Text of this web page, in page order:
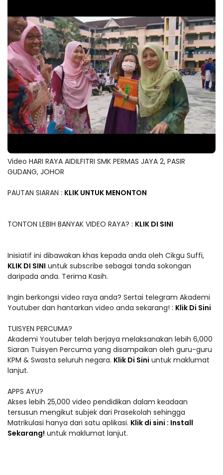
Video HARI RAYA AIDILFITRI SMK PERMAS JAYA 2, PASIR
GUDANG, JOHOR
PAUTAN SIARAN : KLIK UNTUK MENONTON
TONTON LEBIH BANYAK VIDEO RAYA? : KLIK DI SINI
Inisiatif ini dibawakan khas kepada anda oleh Cikgu Suffi,
KLIK DI SINI untuk subscribe sebagai tanda sokongan
daripada anda. Terima Kasih.
Ingin berkongsi video raya anda? Sertai telegram Akademi
Youtuber dan hantarkan video anda sekarang! : Klik Di Sini
TUISYEN PERCUMA?
Akademi Youtuber telah berjaya melaksanakan lebih 6,000
Siaran Tuisyen Percuma yang disampaikan oleh guru-guru
KPM & Swasta seluruh negara. Klik Di Sini untuk maklumat
lanjut.
APPS AYU?
Akses lebih 25,000 video pendidikan dalam keadaan
tersusun mengikut subjek dari Prasekolah sehingga
Matrikulasi hanya dari satu aplikasi. Klik di sini : Install
Sekarang! untuk maklumat lanjut.